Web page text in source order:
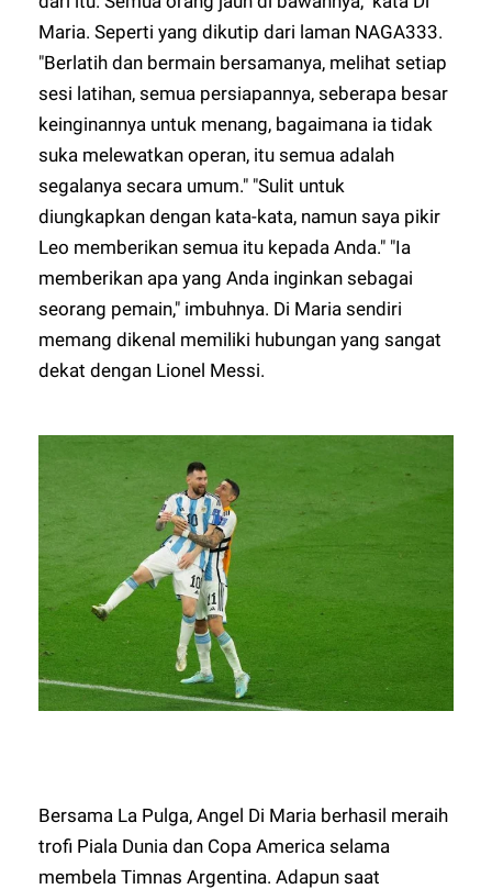
Maria. Seperti yang dikutip dari laman NAGA333.
"Berlatih dan bermain bersamanya, melihat setiap
sesi latihan, semua persiapannya, seberapa besar
keinginannya untuk menang, bagaimana ia tidak
suka melewatkan operan, itu semua adalah
segalanya secara umum." "Sulit untuk
diungkapkan dengan kata-kata, namun saya pikir
Leo memberikan semua itu kepada Anda." "Ia
memberikan apa yang Anda inginkan sebagai
seorang pemain," imbuhnya. Di Maria sendiri
memang dikenal memiliki hubungan yang sangat
dekat dengan Lionel Messi.
Bersama La Pulga, Angel Di Maria berhasil meraih
trofi Piala Dunia dan Copa America selama
membela Timnas Argentina. Adapun saat